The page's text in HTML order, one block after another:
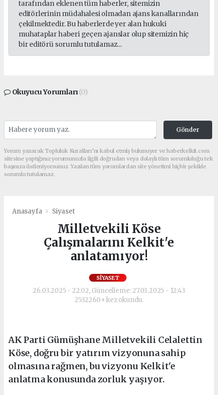
tarafından eklenen tüm haberler, sitemizin
editörlerinin müdahalesi olmadan ajans kanallarından
çekilmektedir. Bu haberlerde yer alan hukuki
muhataplar haberi geçen ajanslar olup sitemizin hiç
bir editörü sorumlu tutulamaz...
Okuyucu Yorumları(0)
Gönder
Yorum yazarak Topluluk Kuralları’nı kabul etmiş bulunuyor ve haberkelkit.com
sitesine yaptığınız yorumunuzla ilgili doğrudan veya dolaylı tüm sorumluluğu tek
başınıza üstleniyorsunuz. Yazılan tüm yorumlardan site yönetimi hiçbir şekilde
sorumlu tutulamaz.
Anasayfa Siyaset
Milletvekili Köse
Çalışmalarını Kelkit'e
anlatamıyor!
SIYASET
26.03.2025 - 22:02, Güncelleme: 27.03.2025 - 12:43
2532260+ kez okundu.
AK Parti Gümüşhane Milletvekili Celalettin
Köse, doğru bir yatırım vizyonuna sahip
olmasına rağmen, bu vizyonu Kelkit'e
anlatma konusunda zorluk yaşıyor.